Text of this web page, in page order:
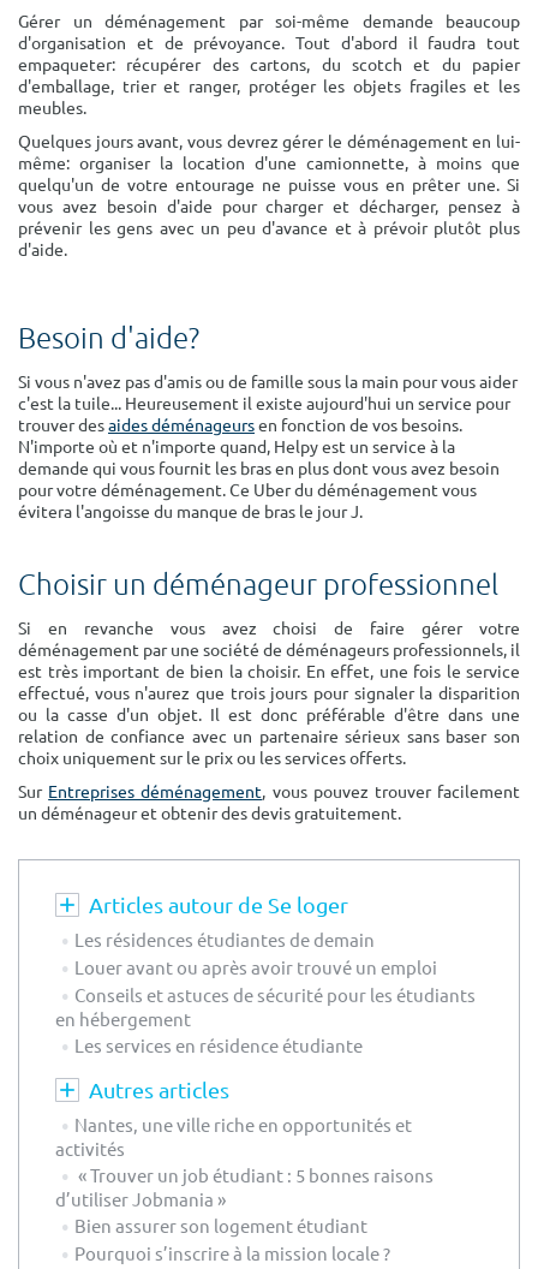
m² m²
Type de location
Colocation
Votre date d'entrée
Gérer un déménagement par soi-même demande beaucoup
d'organisation et de prévoyance. Tout d'abord il faudra tout
empaqueter: récupérer des cartons, du scotch et du papier
d'emballage, trier et ranger, protéger les objets fragiles et les
meubles.
Quelques jours avant, vous devrez gérer le déménagement en lui-
même: organiser la location d'une camionnette, à moins que
quelqu'un de votre entourage ne puisse vous en prêter une. Si
vous avez besoin d'aide pour charger et décharger, pensez à
prévenir les gens avec un peu d'avance et à prévoir plutôt plus
d'aide.
Besoin d'aide?
Si vous n'avez pas d'amis ou de famille sous la main pour vous aider
c'est la tuile... Heureusement il existe aujourd'hui un service pour
trouver desaides déménageursen fonction de vos besoins.
N'importe où et n'importe quand, Helpy est un service à la
demande qui vous fournit les bras en plus dont vous avez besoin
pour votre déménagement. Ce Uber du déménagement vous
évitera l'angoisse du manque de bras le jour J.
Choisir un déménageur professionnel
Si en revanche vous avez choisi de faire gérer votre
déménagement par une société de déménageurs professionnels, il
est très important de bien la choisir. En effet, une fois le service
effectué, vous n'aurez que trois jours pour signaler la disparition
ou la casse d'un objet. Il est donc préférable d'être dans une
relation de confiance avec un partenaire sérieux sans baser son
choix uniquement sur le prix ou les services offerts.
Sur Entreprises déménagement, vous pouvez trouver facilement
un déménageur et obtenir des devis gratuitement.
Articles autour de Se loger
Les résidences étudiantes de demain
Louer avant ou après avoir trouvé un emploi
Conseils et astuces de sécurité pour les étudiants
en hébergement
Les services en résidence étudiante
Autres articles
Nantes, une ville riche en opportunités et
activités
« Trouver un job étudiant : 5 bonnes raisons
d’utiliser Jobmania »
Bien assurer son logement étudiant
Pourquoi s’inscrire à la mission locale ?